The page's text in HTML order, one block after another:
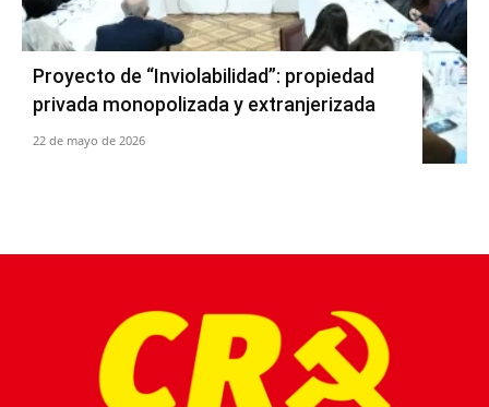
Proyecto de “Inviolabilidad”: propiedad
privada monopolizada y extranjerizada
22 de mayo de 2026